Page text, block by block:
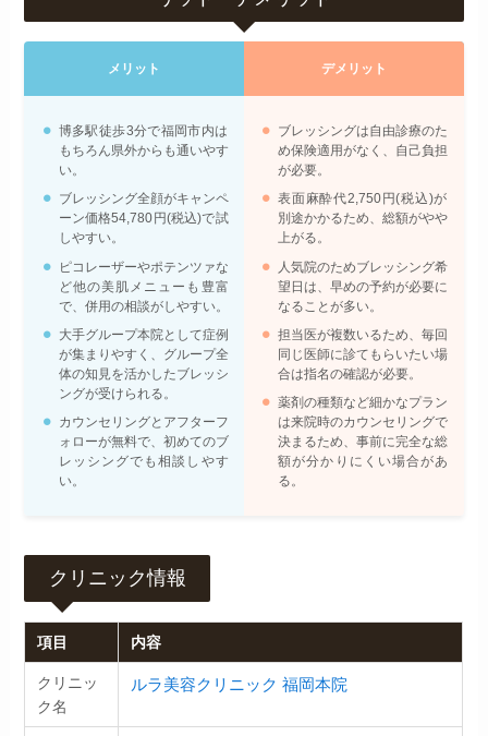
メリット デメリット
博多駅徒歩3分で福岡市内は
もちろん県外からも通いやす
い。
ブレッシング全顔がキャンペ
ーン価格54,780円(税込)で試
しやすい。
ピコレーザーやポテンツァな
ど他の美肌メニューも豊富
で、併用の相談がしやすい。
大手グループ本院として症例
が集まりやすく、グループ全
体の知見を活かしたブレッシ
ングが受けられる。
カウンセリングとアフターフ
ォローが無料で、初めてのブ
レッシングでも相談しやす
い。
ブレッシングは自由診療のた
め保険適用がなく、自己負担
が必要。
表面麻酔代2,750円(税込)が
別途かかるため、総額がやや
上がる。
人気院のためブレッシング希
望日は、早めの予約が必要に
なることが多い。
担当医が複数いるため、毎回
同じ医師に診てもらいたい場
合は指名の確認が必要。
薬剤の種類など細かなプラン
は来院時のカウンセリングで
決まるため、事前に完全な総
額が分かりにくい場合があ
る。
クリニック情報
項目 内容
クリニッ
ク名
ルラ美容クリニック 福岡本院